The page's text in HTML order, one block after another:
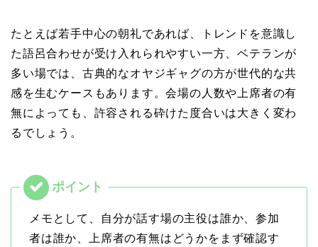
たとえば若手中心の朝礼であれば、トレンドを意識し
た語呂合わせが受け入れられやすい一方、ベテランが
多い場では、古典的なオヤジギャグの方が世代的な共
感を生むケースもあります。会場の人数や上席者の有
無によっても、許容される砕けた度合いは大きく変わ
るでしょう。
メモとして、自分が話す場の主役は誰か、参加
者は誰か、上席者の有無はどうかをまず確認す